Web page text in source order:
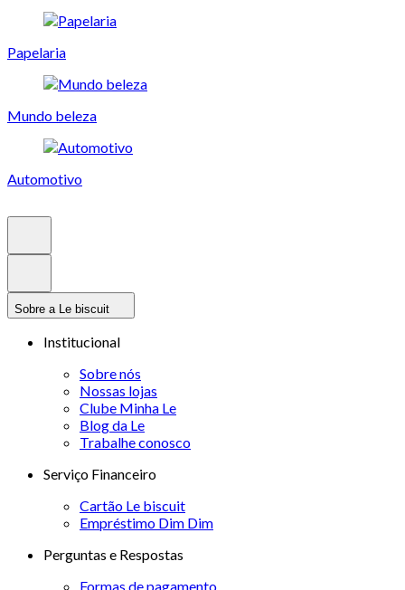
Papelaria
Mundo beleza
Automotivo
Sobre a Le biscuit
Institucional
Sobre nós
Nossas lojas
Clube Minha Le
Blog da Le
Trabalhe conosco
Serviço Financeiro
Cartão Le biscuit
Empréstimo Dim Dim
Perguntas e Respostas
Formas de pagamento